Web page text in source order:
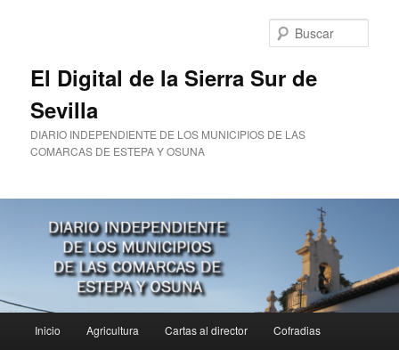
El Digital de la Sierra Sur de
Sevilla
DIARIO INDEPENDIENTE DE LOS MUNICIPIOS DE LAS
COMARCAS DE ESTEPA Y OSUNA
principal
Inicio Agricultura Cartas al director Cofradias